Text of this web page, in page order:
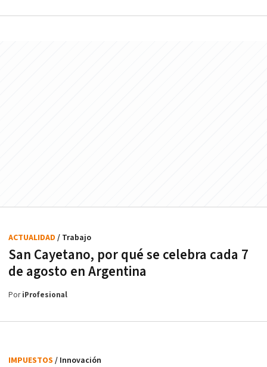
San Cayetano, por qué se celebra cada 7
de agosto en Argentina
ACTUALIDAD / Trabajo
PoriProfesional
IMPUESTOS / Innovación